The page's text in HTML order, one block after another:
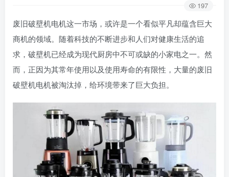
197
废旧破壁机电机这一市场，或许是一个看似平凡却蕴含巨大
商机的领域。随着科技的不断进步和人们对健康生活的追
求，破壁机已经成为现代厨房中不可或缺的小家电之一。然
而，正因为其常年使用以及使用寿命的有限性，大量的废旧
破壁机电机被淘汰掉，给环境带来了巨大负担。